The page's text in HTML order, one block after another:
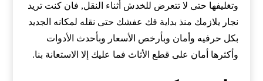
وتغليفها حتى لا تتعرض للخدش أثناء النقل, فان كنت تريد
نجار يلازمك منذ بداية فك عفشك حتى نقله لمكانه الجديد
بكل حرفيه وأمان وبأرخص الأسعار وبأحدث الأدوات
وأكثرها أمان على قطع الأثاث فما عليك إلا الاستعانة بنا.